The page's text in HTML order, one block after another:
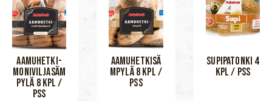
AAMUHETKI-
MONIVILJASÄM
PYLÄ 8 KPL /
PSS
AAMUHETKISÄ
MPYLÄ 8 KPL /
PSS
SUPIPATONKI 4
KPL / PSS